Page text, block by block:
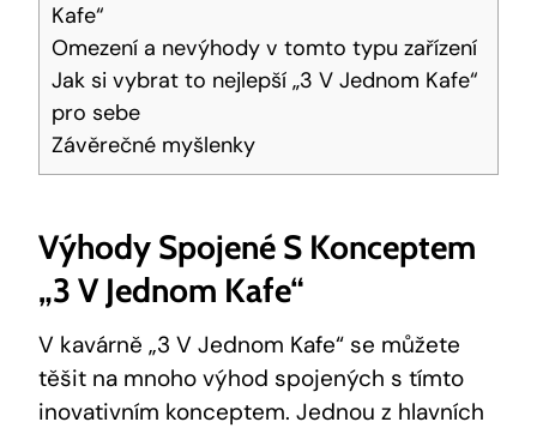
Kafe“
Omezení ⁢a nevýhody ‍v tomto typu⁣ zařízení
Jak si vybrat to ⁤nejlepší „3‍ V⁤ Jednom Kafe“
pro sebe
Závěrečné myšlenky
Výhody Spojené S Konceptem
„3 V Jednom Kafe“
V kavárně „3⁤ V​ Jednom Kafe“ se můžete
těšit na mnoho výhod spojených s‍ tímto
inovativním​ konceptem. Jednou z hlavních ​